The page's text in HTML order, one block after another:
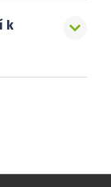
k